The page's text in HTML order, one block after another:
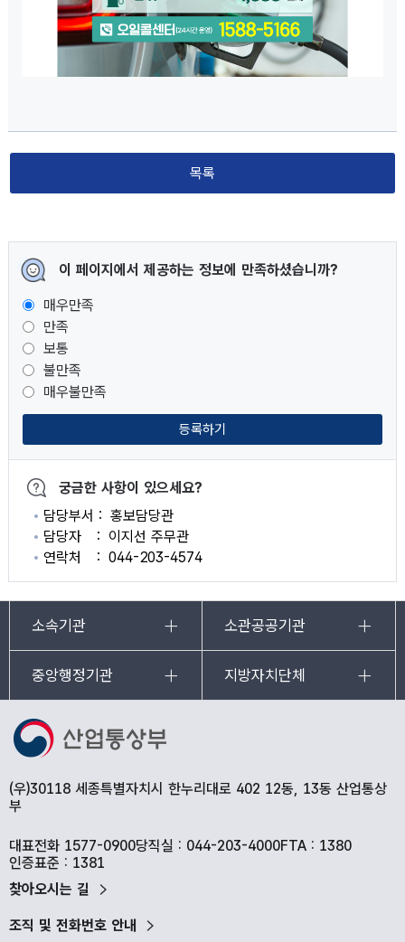
목록
이 페이지에서 제공하는 정보에 만족하셨습니까?
매우만족
만족
보통
불만족
매우불만족
등록하기
궁금한 사항이 있으세요?
담당부서
홍보담당관
담당자
이지선 주무관
연락처
044-203-4574
소속기관 소관공공기관
중앙행정기관 지방자치단체
(우)30118 세종특별자치시 한누리대로 402 12동, 13동 산업통상
부
대표전화 1577-0900당직실 : 044-203-4000FTA : 1380
인증표준 : 1381
찾아오시는 길
조직 및 전화번호 안내